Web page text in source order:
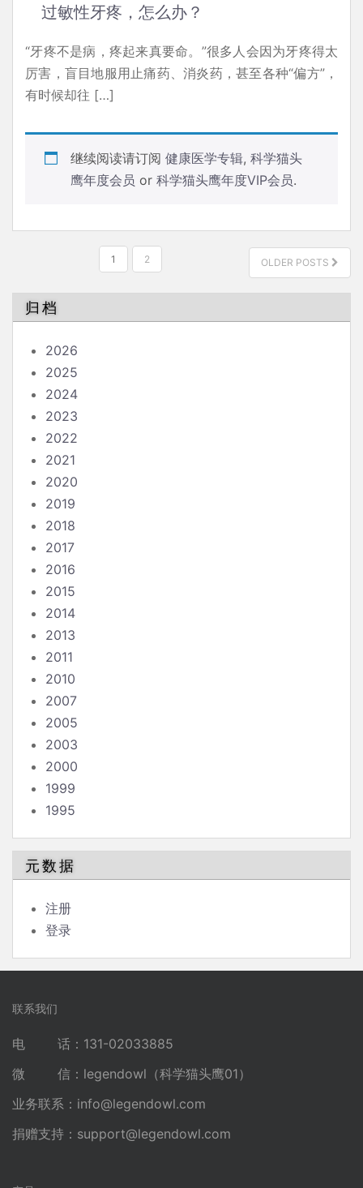
过敏性牙疼，怎么办？
“牙疼不是病，疼起来真要命。”很多人会因为牙疼得太
厉害，盲目地服用止痛药、消炎药，甚至各种“偏方”，
有时候却往 […]
继续阅读请订阅 健康医学专辑, 科学猫头
鹰年度会员 or 科学猫头鹰年度VIP会员.
分
页
1 2 OLDER POSTS
归档
2026
2025
2024
2023
2022
2021
2020
2019
2018
2017
2016
2015
2014
2013
2011
2010
2007
2005
2003
2000
1999
1995
元数据
注册
登录
联系我们
电 话：131-02033885
微 信：legendowl（科学猫头鹰01）
业务联系： info@legendowl.com
捐赠支持： support@legendowl.com